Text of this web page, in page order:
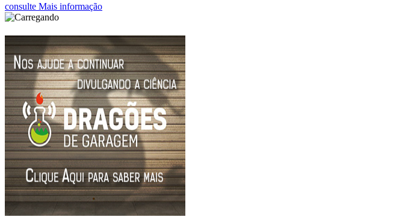
consulte Mais informação